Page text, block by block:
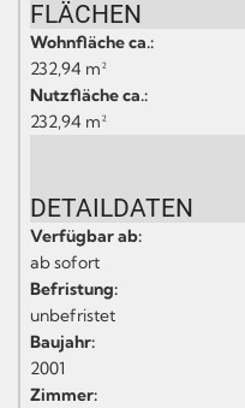
FLÄCHEN
Wohnfläche ca.:
232,94 m²
Nutzfläche ca.:
232,94 m²
DETAILDATEN
Verfügbar ab:
ab sofort
Befristung:
unbefristet
Baujahr:
2001
Zimmer: